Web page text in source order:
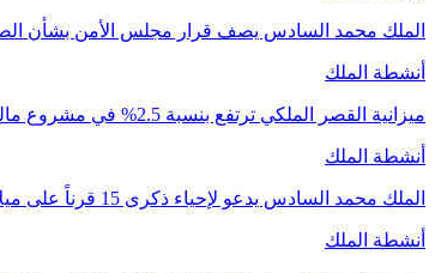
الملك محمد السادس يصف قرار مجلس الأمن بشأن
أنشطة الملك
ميزانية القصر الملكي ترتفع بنسبة 2.5% في مشروع مالية 2026
أنشطة الملك
الملك محمد السادس يدعو لإحياء ذكرى 15 قرناً على ميلاد الرسول بأنشطة علمية وروحية
أنشطة الملك